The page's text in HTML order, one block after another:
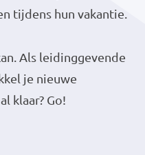
tijdens hun vakantie.
Als leidinggevende
je nieuwe
klaar? Go!